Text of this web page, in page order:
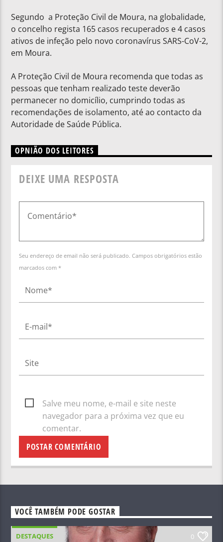
Segundo a Proteção Civil de Moura, na globalidade,
o concelho regista 165 casos recuperados e 4 casos
ativos de infeção pelo novo coronavírus SARS-CoV-2,
em Moura.
A Proteção Civil de Moura recomenda que todas as
pessoas que tenham realizado teste deverão
permanecer no domicílio, cumprindo todas as
recomendações de isolamento, até ao contacto da
Autoridade de Saúde Pública.
OPNIÃO DOS LEITORES
DEIXE UMA RESPOSTA
Seu endereço de email não será publicado. Campos obrigatórios estão
marcados com *
Salve meu nome, e-mail e site neste
navegador para a próxima vez que eu
comentar.
VOCÊ TAMBÉM PODE GOSTAR
DESTAQUES 0